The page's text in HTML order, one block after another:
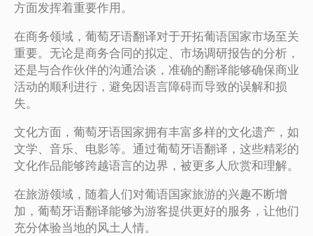
方面发挥着重要作用。
在商务领域，葡萄牙语翻译对于开拓葡语国家市场至关
重要。无论是商务合同的拟定、市场调研报告的分析，
还是与合作伙伴的沟通洽谈，准确的翻译能够确保商业
活动的顺利进行，避免因语言障碍而导致的误解和损
失。
文化方面，葡萄牙语国家拥有丰富多样的文化遗产，如
文学、音乐、电影等。通过葡萄牙语翻译，这些精彩的
文化作品能够跨越语言的边界，被更多人欣赏和理解。
在旅游领域，随着人们对葡语国家旅游的兴趣不断增
加，葡萄牙语翻译能够为游客提供更好的服务，让他们
充分体验当地的风土人情。